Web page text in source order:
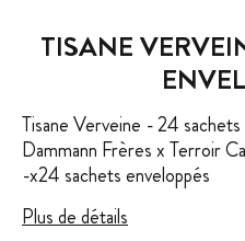
TISANE
Tisane Verveine - 24 sachets
Dammann Frères x Terroir
-x24 sachets enveloppés
Plus de détails